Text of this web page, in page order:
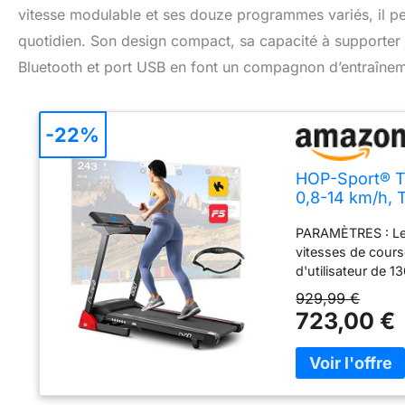
vitesse modulable et ses douze programmes variés, il
quotidien. Son design compact, sa capacité à supporter
Bluetooth et port USB en font un compagnon
HOP-Sport®
0,8-14 km/h,
PARAMÈTRES :
vitesses de
d'utilisateur de
pouces offre 12
d'entraînement
fréquence
temps, vitesse,
929,99 €
723,00 €
-22%